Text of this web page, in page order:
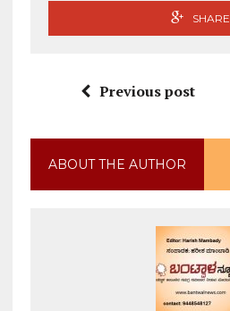
SHARE
Previous post
ABOUT THE AUTHOR